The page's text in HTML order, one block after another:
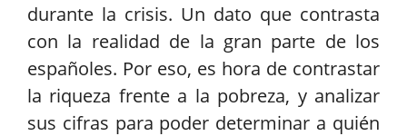
durante la crisis. Un dato que contrasta
con la realidad de la gran parte de los
españoles. Por eso, es hora de contrastar
la riqueza frente a la pobreza, y analizar
sus cifras para poder determinar a quién